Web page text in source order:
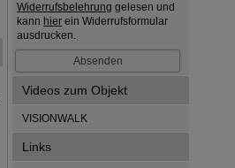
Widerrufsbelehrung gelesen und
kann hier ein Widerrufsformular
ausdrucken.
Videos zum Objekt
VISIONWALK
Links